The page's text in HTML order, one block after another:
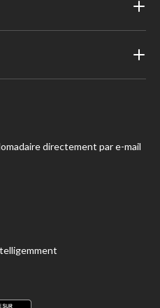
directement par e-mail